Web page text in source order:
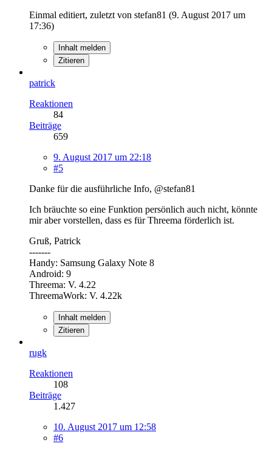
Einmal editiert, zuletzt von stefan81 (9. August 2017 um
17:36)
Inhalt melden
Zitieren
patrick
Reaktionen
84
Beiträge
659
9. August 2017 um 22:18
#5
Danke für die ausführliche Info, @stefan81
Ich bräuchte so eine Funktion persönlich auch nicht, könnte
mir aber vorstellen, dass es für Threema förderlich ist.
Gruß, Patrick
-------
Handy: Samsung Galaxy Note 8
Android: 9
Threema: V. 4.22
ThreemaWork: V. 4.22k
Inhalt melden
Zitieren
rugk
Reaktionen
108
Beiträge
1.427
10. August 2017 um 12:58
#6